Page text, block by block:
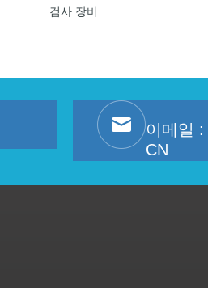
검사 장비
이메일 :
CN